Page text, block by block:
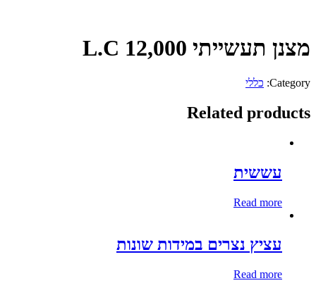
מצנן תעשייתי 12,000 L.C
Category: כללי
Related products
עששית
Read more
עציץ נצרים במידות שונות
Read more